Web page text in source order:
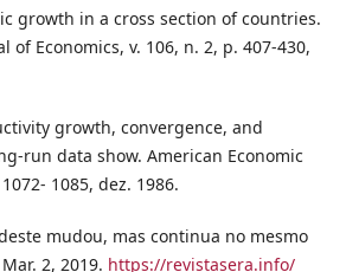
growth in a cross section of countries.
of Economics, v. 106, n. 2, p. 407-430,
growth, convergence, and
run data show. American Economic
1085, dez. 1986.
mudou, mas continua no mesmo
2, 2019. https://revistasera.info/